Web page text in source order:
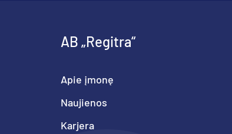
AB „Regitra“
Apie įmonę
Naujienos
Karjera